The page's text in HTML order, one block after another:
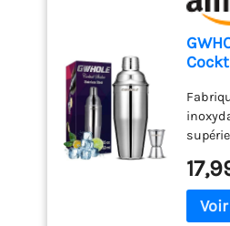
au
et 1
Son
avec